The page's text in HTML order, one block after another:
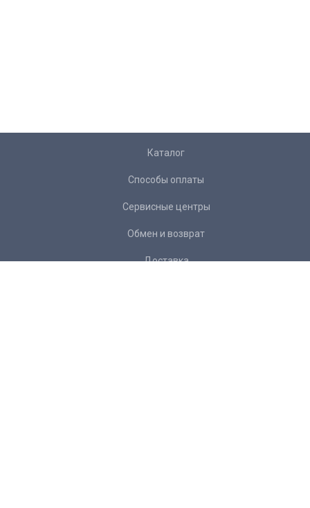
Каталог
Способы оплаты
Сервисные центры
Обмен и возврат
Доставка